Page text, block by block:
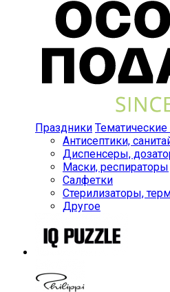
Праздники
Антисептики,
Диспенсеры,
Маски, респираторы
Салфетки
Стерилизаторы,
Другое